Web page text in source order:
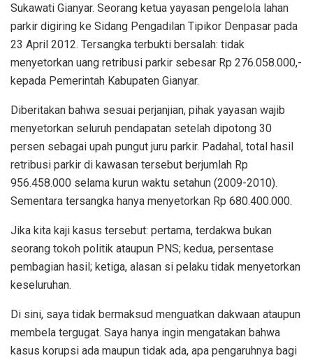
Sukawati Gianyar. Seorang ketua yayasan pengelola lahan
parkir digiring ke Sidang Pengadilan Tipikor Denpasar pada
23 April 2012. Tersangka terbukti bersalah: tidak
menyetorkan uang retribusi parkir sebesar Rp 276.058.000,-
kepada Pemerintah Kabupaten Gianyar.
Diberitakan bahwa sesuai perjanjian, pihak yayasan wajib
menyetorkan seluruh pendapatan setelah dipotong 30
persen sebagai upah pungut juru parkir. Padahal, total hasil
retribusi parkir di kawasan tersebut berjumlah Rp
956.458.000 selama kurun waktu setahun (2009-2010).
Sementara tersangka hanya menyetorkan Rp 680.400.000.
Jika kita kaji kasus tersebut: pertama, terdakwa bukan
seorang tokoh politik ataupun PNS; kedua, persentase
pembagian hasil; ketiga, alasan si pelaku tidak menyetorkan
keseluruhan.
Di sini, saya tidak bermaksud menguatkan dakwaan ataupun
membela tergugat. Saya hanya ingin mengatakan bahwa
kasus korupsi ada maupun tidak ada, apa pengaruhnya bagi